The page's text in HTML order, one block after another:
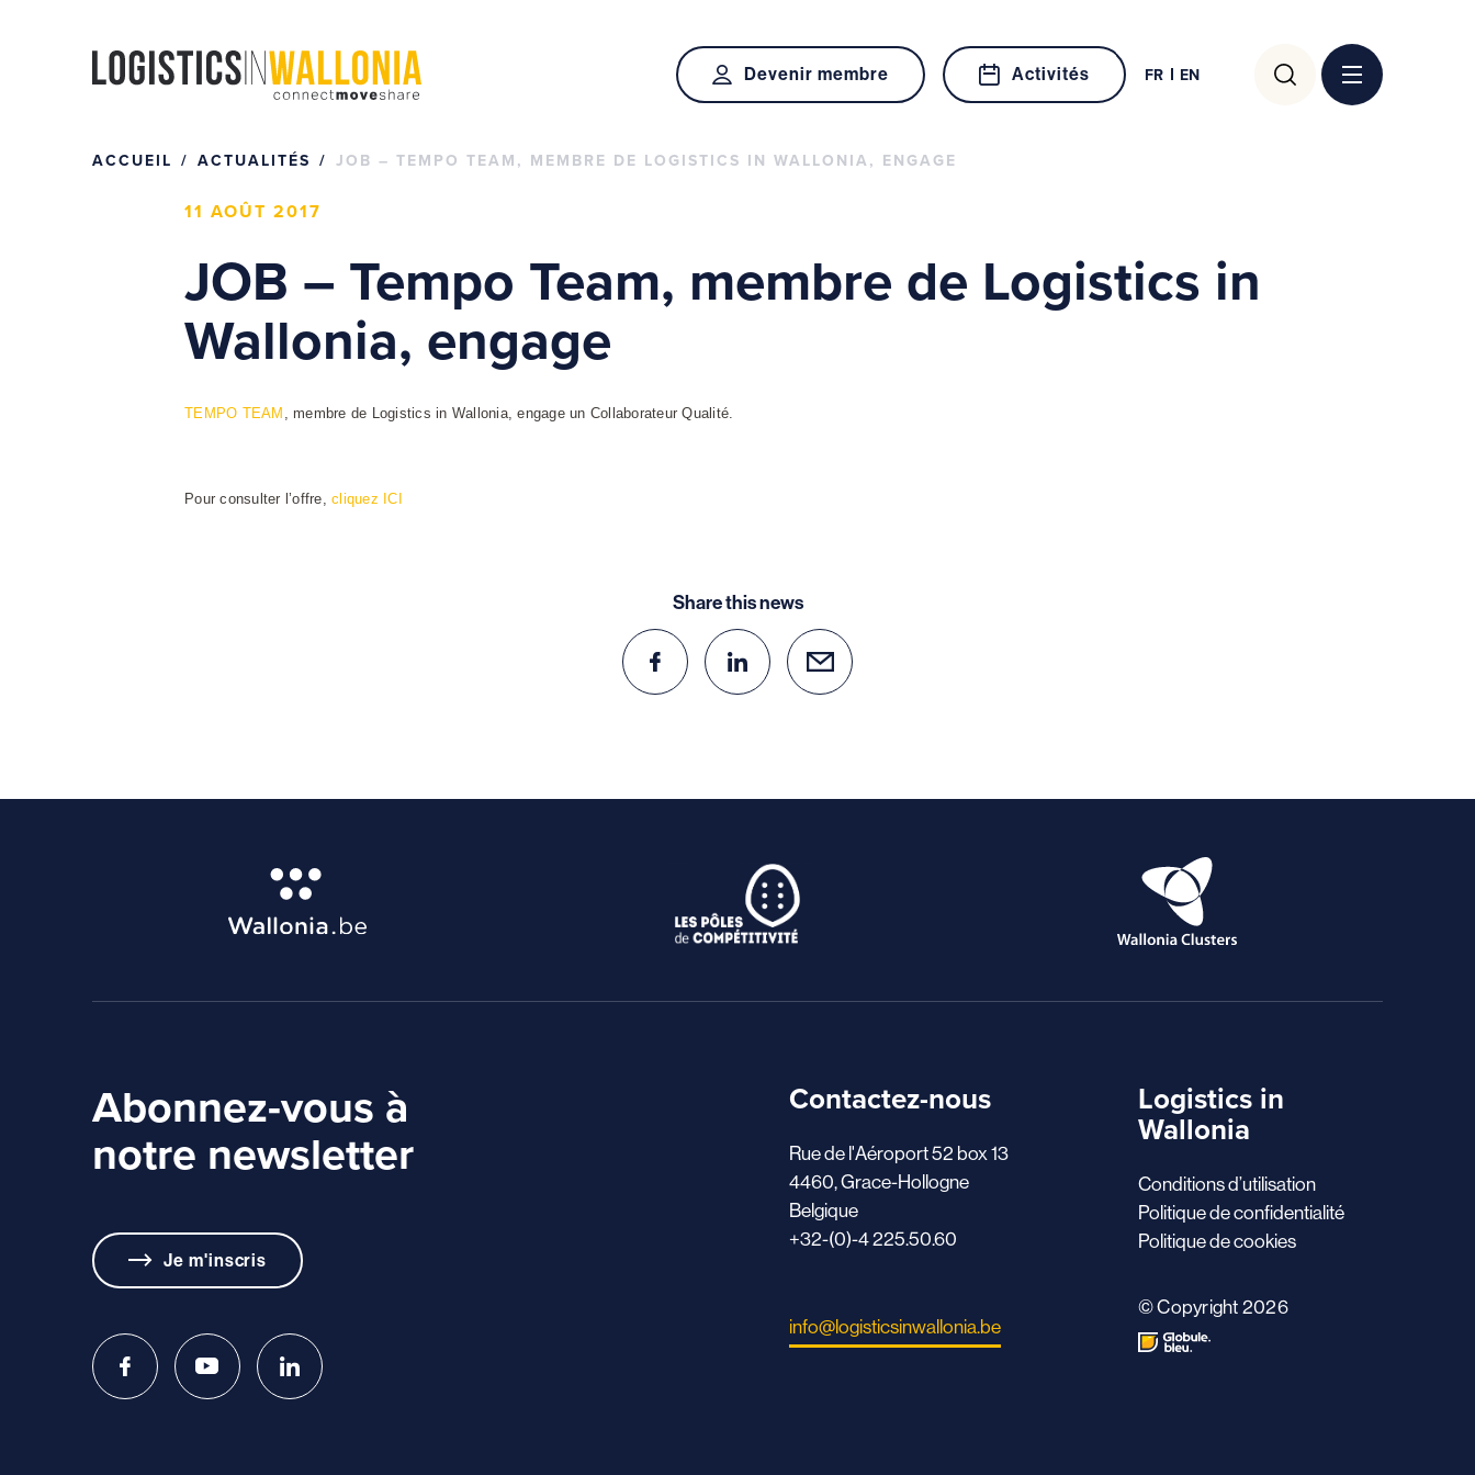
Devenir membre Activités FR EN
Rechercher :
ACCUEIL ACTUALITÉS JOB – TEMPO TEAM, MEMBRE DE LOGISTICS IN WALLONIA, ENGAGE
11 AOÛT 2017
JOB – Tempo Team, membre de Logistics in
Wallonia, engage
TEMPO TEAM , membre de Logistics in Wallonia, engage un Collaborateur Qualité.
Pour consulter l’offre, cliquez ICI
Share this news
Abonnez-vous à
notre newsletter
Je m'inscris
Contactez-nous
Rue de l'Aéroport 52 box 13
4460, Grace-Hollogne
Belgique
+32-(0)-4 225.50.60
info@logisticsinwallonia.be
Logistics in
Wallonia
Conditions d’utilisation
Politique de confidentialité
Politique de cookies
© Copyright 2026